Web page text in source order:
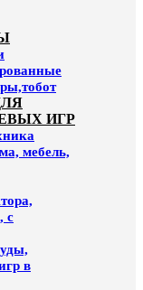
ИГР
мебель,
с
в